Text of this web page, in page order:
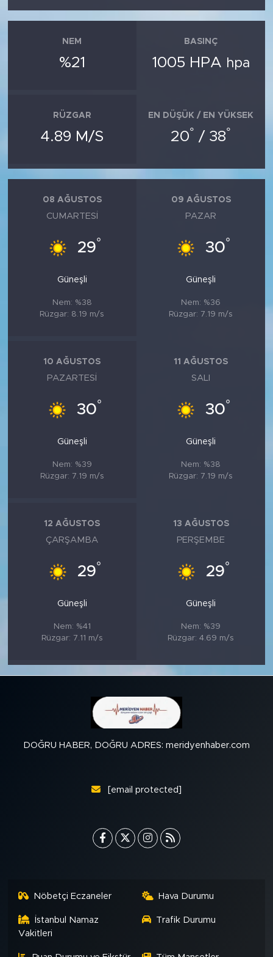
NEM
%21
BASINÇ
1005 HPA hpa
RÜZGAR
4.89 M/S
EN DÜŞÜK / EN YÜKSEK
20° / 38°
08 AĞUSTOS
CUMARTESI
29°
Güneşli
Nem: %38
Rüzgar: 8.19 m/s
09 AĞUSTOS
PAZAR
30°
Güneşli
Nem: %36
Rüzgar: 7.19 m/s
10 AĞUSTOS
PAZARTESI
30°
Güneşli
Nem: %39
Rüzgar: 7.19 m/s
11 AĞUSTOS
SALI
30°
Güneşli
Nem: %38
Rüzgar: 7.19 m/s
12 AĞUSTOS
ÇARŞAMBA
29°
Güneşli
Nem: %41
Rüzgar: 7.11 m/s
13 AĞUSTOS
PERŞEMBE
29°
Güneşli
Nem: %39
Rüzgar: 4.69 m/s
DOĞRU HABER, DOĞRU ADRES: meridyenhaber.com
[email protected]
Nöbetçi Eczaneler Hava Durumu
İstanbul Namaz
Vakitleri
Trafik Durumu
KADIN
SİYASET
MEDYA KÖŞESİ
FOTO GALERİ
VİDEOLAR